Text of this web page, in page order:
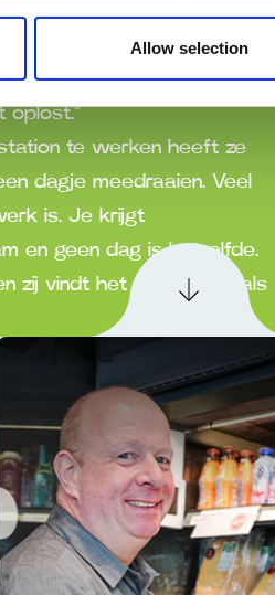
Allow selection
werk hoeft Leonie niet
wil natuurlijk graag
oplost.”
te werken heeft ze
dagje meedraaien. Veel
is. Je krijgt
en geen dag is hetzelfde.
zij vindt het net zo leuk als